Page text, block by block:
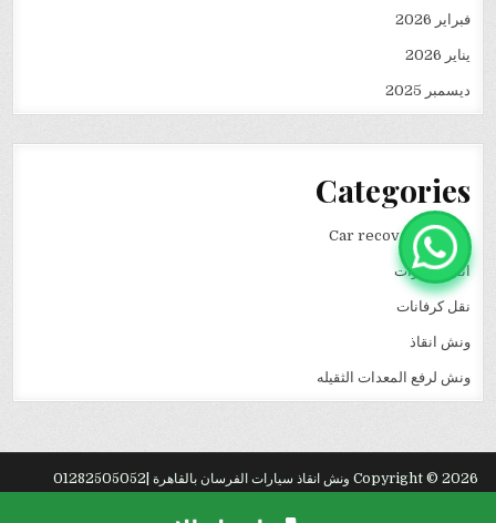
فبراير 2026
يناير 2026
ديسمبر 2025
Categories
Car recovery winch
انقاذ سيارات
نقل كرفانات
ونش انقاذ
ونش لرفع المعدات الثقيله
Copyright © 2026 ونش انقاذ سيارات الفرسان بالقاهرة |01282505052